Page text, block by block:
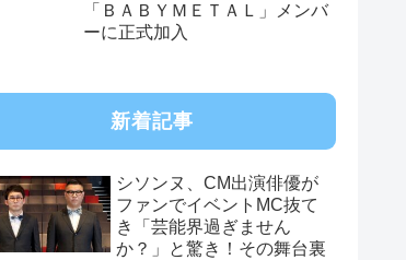
「ＢＡＢＹＭＥＴＡＬ」メンバ
ーに正式加入
新着記事
シソンヌ、CM出演俳優が
ファンでイベントMC抜て
き「芸能界過ぎません
か？」と驚き！その舞台裏